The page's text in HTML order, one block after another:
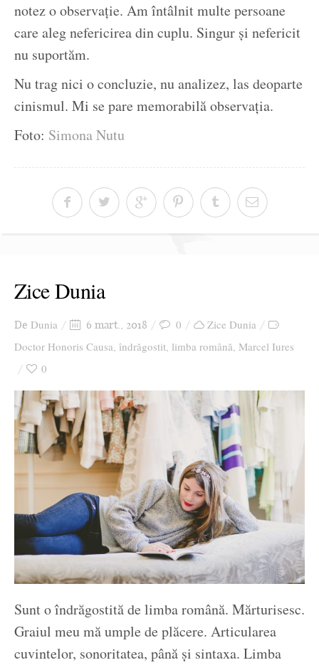
notez o observație. Am întâlnit multe persoane
care aleg nefericirea din cuplu. Singur și nefericit
nu suportăm.
Nu trag nici o concluzie, nu analizez, las deoparte
cinismul. Mi se pare memorabilă observația.
Foto: Simona Nutu
Zice Dunia
De Dunia 6 mart., 2018 0
Zice Dunia
Doctor Honoris Causa, îndrăgostit, limba română, Marcel Iures
0
Sunt o îndrăgostită de limba română. Mărturisesc.
Graiul meu mă umple de plăcere. Articularea
cuvintelor, sonoritatea, până și sintaxa. Limba